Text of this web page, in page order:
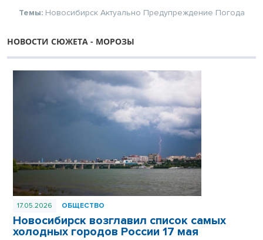
Темы: Новосибирск Актуально Предупреждение Погода
НОВОСТИ СЮЖЕТА - МОРОЗЫ
17.05.2026 ОБЩЕСТВО
Новосибирск возглавил список самых
холодных городов России 17 мая